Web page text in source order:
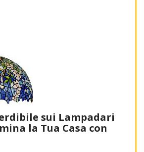
sui Lampadari
la Tua Casa con